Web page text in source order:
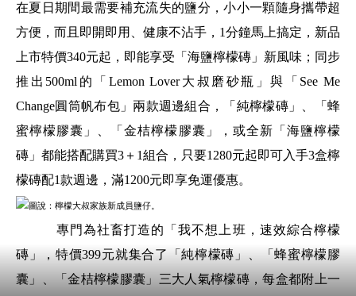
在夏日期間最需要補充流失的鹽分，小小一顆隨身攜帶超
方便，而且即開即用、健康不沾手，1分鐘馬上搞定，新品
上市特價340元起，即能享受「海鹽檸檬磚」新風味；同步
推出500ml的「Lemon Lover大叔磨砂瓶」與「See Me
Change圓筒帆布包」兩款週邊組合，「純檸檬磚」、「蜂
蜜檸檬膠囊」、「金桔檸檬膠囊」，或全新「海鹽檸檬
磚」都能搭配購買3＋1組合，只要1280元起即可入手3盒檸
檬磚配1款週邊，滿1200元即享免運優惠。
圖說：檸檬大叔家族新成員鹽仔。
專門為社畜打造的「我不想上班，速效綜合檸檬
磚」，特價399元就集合了「純檸檬磚」、「蜂蜜檸檬膠
囊」、「金桔檸檬膠囊」三大人氣檸檬磚，每盒都附上一